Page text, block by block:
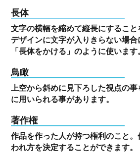
長体
文字の横幅を縮めて縦長にすること
デザインに文字が入りきらない場合
「長体をかける」のように使います
鳥瞰
上空から斜めに見下ろした視点の
に用いられる事があります。
著作権
作品を作った人が持つ権利のこと
われ方を決定することができます。